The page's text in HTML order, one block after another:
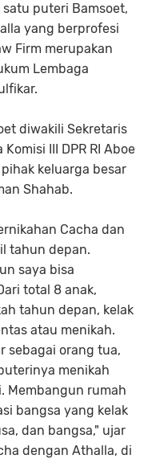
satu puteri Bamsoet,
yang berprofesi
Firm merupakan
Lembaga
diwakili Sekretaris
III DPR RI Aboe
keluarga besar
Shahab.
Cacha dan
tahun depan.
saya bisa
total 8 anak,
tahun depan, kelak
atau menikah.
sebagai orang tua,
menikah
Membangun rumah
bangsa yang kelak
dan bangsa," ujar
dengan Athalla, di